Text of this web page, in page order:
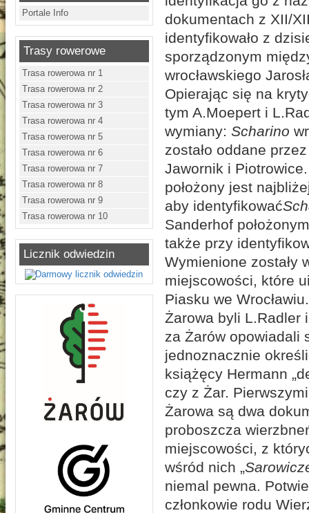
Portale Info
Trasy rowerowe
Trasa rowerowa nr 1
Trasa rowerowa nr 2
Trasa rowerowa nr 3
Trasa rowerowa nr 4
Trasa rowerowa nr 5
Trasa rowerowa nr 6
Trasa rowerowa nr 7
Trasa rowerowa nr 8
Trasa rowerowa nr 9
Trasa rowerowa nr 10
Licznik odwiedzin
dokumentach z XII/
identyfikowało z
sporządzonym
wrocławskiego
Opierając się na
tym A.Moepert i
wymiany: Scharino
zostało oddane
Jawornik i
położony jest
aby identyfikować
Sanderhof
także przy
Wymienione zostały
miejscowości, które
Piasku we
Żarowa byli L.Radler
za Żarów opowiadali
jednoznacznie
książęcy Hermann
czy z Żar.
Żarowa są dwa
proboszcza
miejscowości, z
wśród nich „
niemal pewna.
członkowie rodu